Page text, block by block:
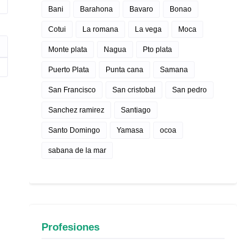
Bani Barahona Bavaro Bonao
Cotui La romana La vega Moca
Monte plata Nagua Pto plata
Puerto Plata Punta cana Samana
San Francisco San cristobal San pedro
Sanchez ramirez Santiago
Santo Domingo Yamasa ocoa
sabana de la mar
Profesiones